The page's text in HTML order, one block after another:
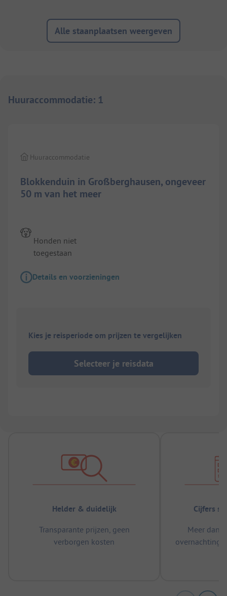
Alle staanplaatsen weergeven
Huuraccommodatie: 1
Blokkenduin in Großberghausen, ongeveer
50 m van het meer
Huuraccommodatie
Honden niet
toegestaan
Details en voorzieningen
Kies je reisperiode om prijzen te vergelijken
Selecteer je reisdata
Helder & duidelijk
Transparante prijzen, geen
verborgen kosten
Cijfers
Meer dan